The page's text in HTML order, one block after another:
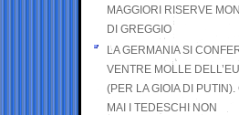
MAGGIORI RISERVE
DI GREGGIO
LA GERMANIA SI
VENTRE MOLLE
(PER LA GIOIA DI PUTIN).
MAI I TEDESCHI NON